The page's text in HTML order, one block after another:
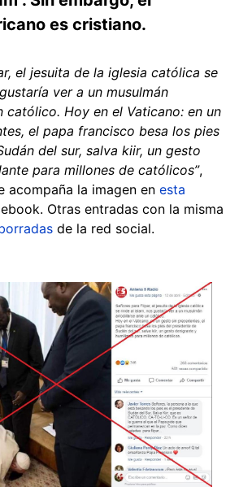
es cristiano.
el jesuita de la iglesia católica se
ver a un musulmán
católico. Hoy en el Vaticano: en un
el papa francisco besa los pies
del sur, salva kiir, un gesto
para millones de católicos”,
acompaña la imagen en esta
Otras entradas con la misma
de la red social.